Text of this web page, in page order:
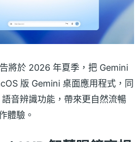
將於 2026 年夏季，把 Gemini
版 Gemini 桌面應用程式，同
音辨識功能，帶來更自然流暢
體驗。